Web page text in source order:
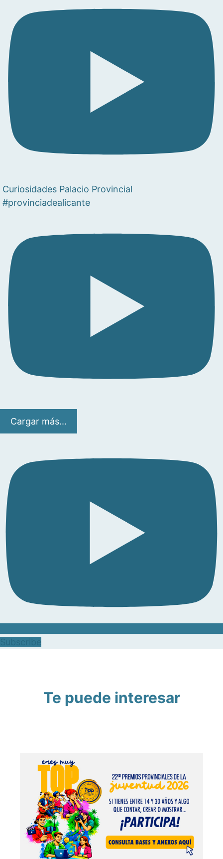
Curiosidades Palacio Provincial
#provinciadealicante
Cargar más...
Te puede interesar